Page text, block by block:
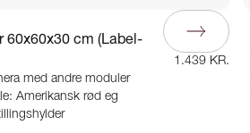
60x60x30 cm (Label-
med andre moduler
Amerikansk rød eg
1.439 KR.